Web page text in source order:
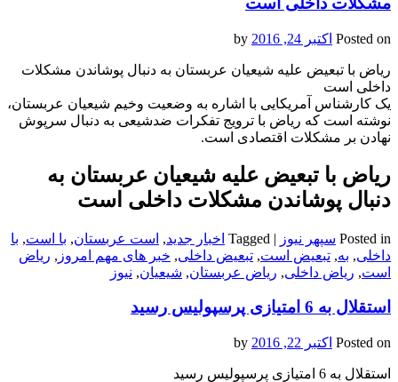
Posted on اکتبر 24, 2016
ریاض با تبعیض علیه شیعیان عربستان به دنبال پوشاندن مشکلات
داخلی است
یک کارشناس آمریکایی با اشاره به وضعیت وخیم شیعیان عربستان،
نوشته است که ریاض با ترویج تفکرات ضدشیعی به دنبال سرپوش
نهادن بر مشکلات اقتصادی است.
ریاض با تبعیض علیه شیعیان عربستان به
دنبال پوشاندن مشکلات داخلی است
Posted in سپهر نیوز |
Tagged اخبار جدید, است عربستان, با است, با
داخلی, به, تبعیض است, تبعیض داخلی, خبر های مهم امروز , ریاض
است, ریاض داخلی, ریاض عربستان, شیعیان, نیوز
استقلال به 6 امتیازی پرسپولیس رسید
Posted on اکتبر 22, 2016
استقلال به 6 امتیازی پرسپولیس رسید